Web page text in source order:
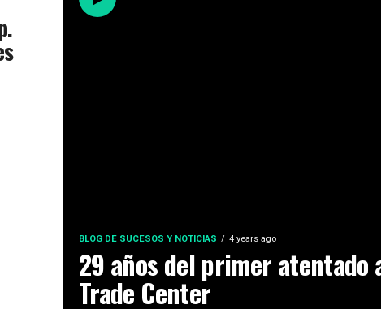
BLOG DE SUCESOS Y NOTICIAS 4 years ago
29 años del primer atentado
Trade Center